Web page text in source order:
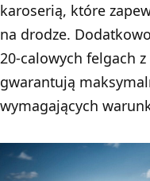
karoserią, które
na drodze.
20-calowych felgach
gwarantują
wymagających